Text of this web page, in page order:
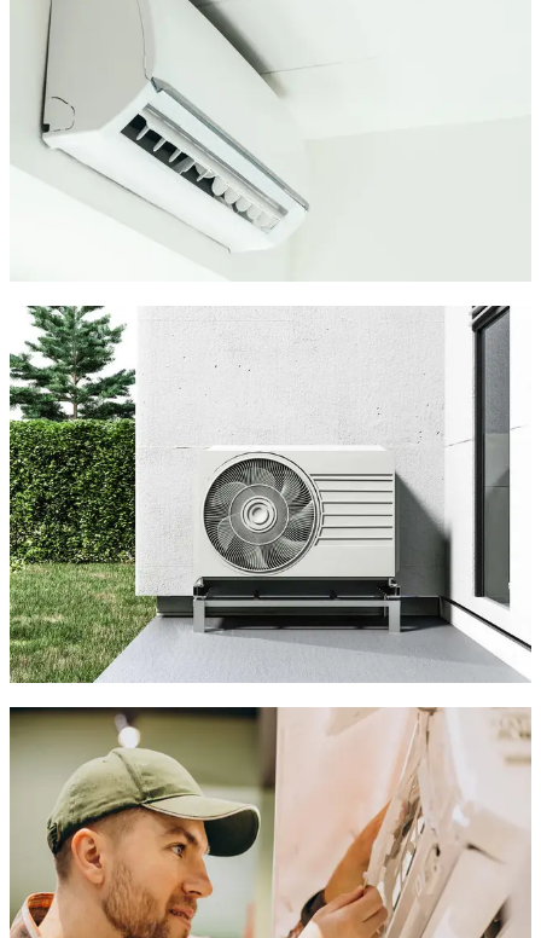
Un entretien régulier est indispensable pour garantir la
performance et la longévité de votre système de climatisation
à Valergues.
Contrôles annuels et réglages techniques
Nettoyage des filtres, vérification des fluides
Détection précoce des pannes ou fuites
Optimisation de la consommation énergétique
Nous proposons descontrats d'entretien adaptés
besoins. Un système bien entretenu, c'est moins de pannes et
Climatisation éco-responsable à
Valergues
À Valergues, nous privilégions les
solutions de climatisation
à haute performance énergétique , respectueuses de
l'environnement et de votre budget.
Systèmes compatibles RT 2020 et normes
environnementales
Pompes à chaleur dernière génération
Appareils à faible consommation et haut rendement
Conseils pour limiter votre impact carbone
Choisir une solution éco-responsable, c'est allier confort,
économies d'énergie et respect de l'environnement.
Pourquoi choisir TCS Plomberie pour
votre climatisation à Valergues ?
Faire appel àThermo Clim Sanitaire Plomberie , c'est
bénéficier d'un accompagnement de A à Z par un artisan local
de confiance à Valergues.
Diagnostic précis
et conseils personnalisés
Matériel fiableet installation dans les règles de l'art